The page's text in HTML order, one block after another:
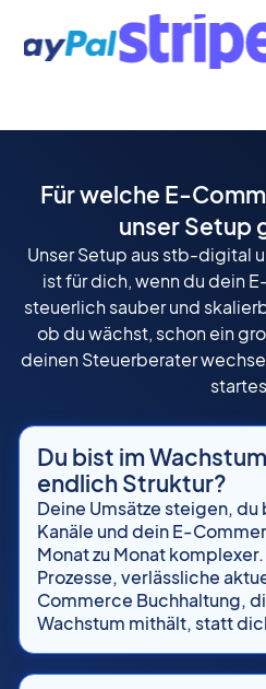
Für welche E-
unser Setup
Unser Setup aus stb-digital
ist für dich, wenn du dein
steuerlich sauber und
ob du wächst, schon ein
deinen Steuerberater
Du bist im
endlich Struktur?
Deine Umsätze steigen,
Kanäle und dein E-
Monat zu Monat
Prozesse, verlässliche
Commerce Buchhaltung,
Wachstum mithält, statt